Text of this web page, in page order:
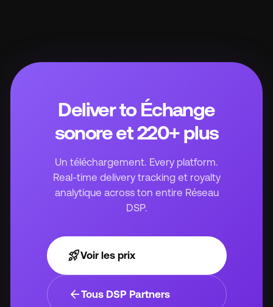
Deliver to Échange
sonore et 220+ plus
Un téléchargement. Every platform.
Real-time delivery tracking et royalty
analytique across ton entire Réseau
DSP.
rocket_launchVoir les prix
arrow_backTous DSP Partners